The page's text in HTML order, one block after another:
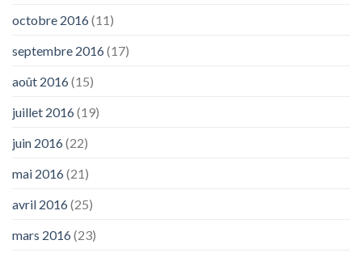
octobre 2016(11)
septembre 2016(17)
août 2016(15)
juillet 2016(19)
juin 2016(22)
mai 2016(21)
avril 2016(25)
mars 2016(23)